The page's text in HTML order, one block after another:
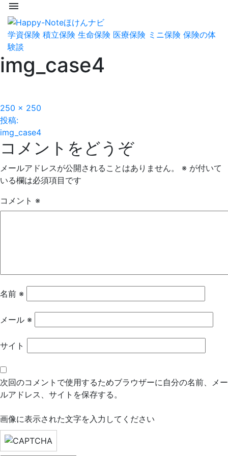
menu
学資保険 積立保険 生命保険 医療保険 ミニ保険 保険の体
験談
img_case4
フ
ル
サ
イ
ズ
250 × 250
投
稿
ナ
ビ
ゲ
ン
投稿:
img_case4
コメントをどうぞ
メールアドレスが公開されることはありません。 ※ が付いて
いる欄は必須項目です
コメント ※
名前 ※
メール ※
サイト
次回のコメントで使用するためブラウザーに自分の名前、メー
ルアドレス、サイトを保存する。
画像に表示された文字を入力してください